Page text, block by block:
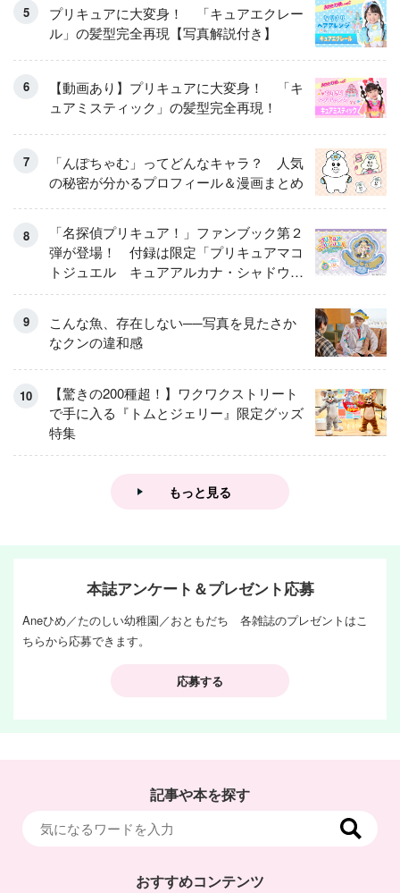
プリキュアに大変身！ 「キュアエクレー
ル」の髪型完全再現【写真解説付き】
【動画あり】プリキュアに大変身！ 「キ
ュアミスティック」の髪型完全再現！
「んぽちゃむ」ってどんなキャラ？ 人気
の秘密が分かるプロフィール＆漫画まとめ
「名探偵プリキュア！」ファンブック第２
弾が登場！ 付録は限定「プリキュアマコ
トジュエル キュアアルカナ・シャドウ
アイスver.」 キュアエクレールを大特
こんな魚、存在しない──写真を見たさか
なクンの違和感
【驚きの200種超！】ワクワクストリート
で手に入る『トムとジェリー』限定グッズ
特集
もっと見る
本誌アンケート＆プレゼント応募
Aneひめ／たのしい幼稚園／おともだち 各雑誌のプレゼントはこ
ちらから応募できます。
応募する
記事や本を探す
おすすめコンテンツ